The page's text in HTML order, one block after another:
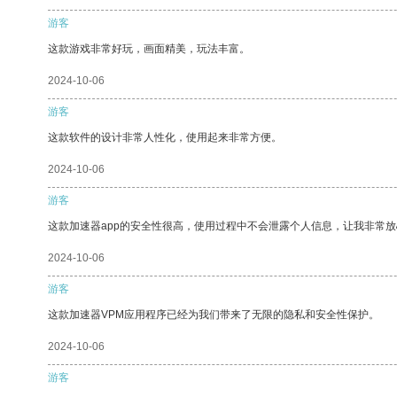
游客
这款游戏非常好玩，画面精美，玩法丰富。
2024-10-06
游客
这款软件的设计非常人性化，使用起来非常方便。
2024-10-06
游客
这款加速器app的安全性很高，使用过程中不会泄露个人信息，让我非常
2024-10-06
游客
这款加速器VPM应用程序已经为我们带来了无限的隐私和安全性保护。
2024-10-06
游客